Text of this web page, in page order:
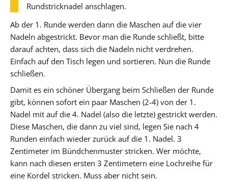
Rundstricknadel anschlagen.
Ab der 1. Runde werden dann die Maschen auf die vier
Nadeln abgestrickt. Bevor man die Runde schließt, bitte
darauf achten, dass sich die Nadeln nicht verdrehen.
Einfach auf den Tisch legen und sortieren. Nun die Runde
schließen.
Damit es ein schöner Übergang beim Schließen der Runde
gibt, können sofort ein paar Maschen (2-4) von der 1.
Nadel mit auf die 4. Nadel (also die letzte) gestrickt werden.
Diese Maschen, die dann zu viel sind, legen Sie nach 4
Runden einfach wieder zurück auf die 1. Nadel. 3
Zentimeter im Bündchenmuster stricken. Wer möchte,
kann nach diesen ersten 3 Zentimetern eine Lochreihe für
eine Kordel stricken. Muss aber nicht sein.